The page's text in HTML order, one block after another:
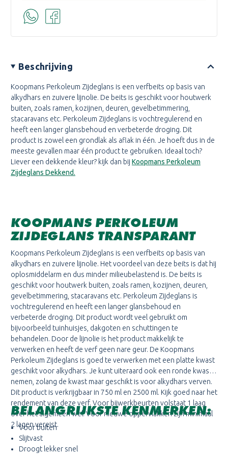
Beschrijving
Koopmans Perkoleum Zijdeglans is een verfbeits op basis van
alkydhars en zuivere lijnolie. De beits is geschikt voor houtwerk
buiten, zoals ramen, kozijnen, deuren, gevelbetimmering,
stacaravans etc. Perkoleum Zijdeglans is vochtregulerend en
heeft een langer glansbehoud en verbeterde droging. Dit
product is zowel een grondlak als aflak in één. Je hoeft dus in de
meeste gevallen maar één product te gebruiken. Ideaal toch?
Liever een dekkende kleur? kijk dan bij Koopmans Perkoleum
Zijdeglans Dekkend.
KOOPMANS PERKOLEUM
ZIJDEGLANS TRANSPARANT
Koopmans Perkoleum Zijdeglans is een verfbeits op basis van
alkydhars en zuivere lijnolie. Het voordeel van deze beits is dat hij
oplosmiddelarm en dus minder milieubelastend is. De beits is
geschikt voor houtwerk buiten, zoals ramen, kozijnen, deuren,
gevelbetimmering, stacaravans etc. Perkoleum Zijdeglans is
vochtregulerend en heeft een langer glansbehoud en
verbeterde droging. Dit product wordt veel gebruikt om
bijvoorbeeld tuinhuisjes, dakgoten en schuttingen te
behandelen. Door de lijnolie is het product makkelijk te
verwerken en heeft de verf geen nare geur. De Koopmans
Perkoleum Zijdeglans is goed te verwerken met een platte kwast
geschikt voor alkydhars. Je kunt uiteraard ook een ronde kwast
nemen, zolang de kwast maar geschikt is voor alkydhars verven.
Dit product is verkrijgbaar in 750 ml en 2500 ml. Kijk goed naar het
rendement van deze verf. Voor bijwerkbeurten volstaat 1 laag
over het algemeen wel. Voor nieuwe oppervlakken zijn minimaal
2 lagen vereist.
BELANGRIJKSTE KENMERKEN:
Voor buiten
Slijtvast
Droogt lekker snel